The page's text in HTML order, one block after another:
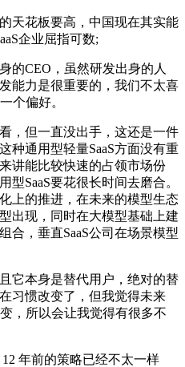
花板要高，中国现在其实能
企业屈指可数;
CEO，虽然研发出身的人
能力是很重要的，我们不太喜
个偏好。
但一直没出手，这还是一件
种通用型轻量SaaS方面没有重
讲能比较快速的占领市场份
SaaS要花很长时间去磨合。
上的推进，在未来的模型生态
出现，同时在大模型基础上建
合，垂直SaaS公司在场景模型
本身是替代用户，绝对的替
习惯改变了，但我觉得未来
，所以会让我觉得有很多不
年前的策略已经不太一样